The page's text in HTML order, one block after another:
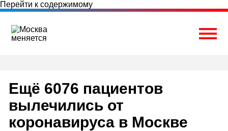
Перейти к содержимому
Ещё 6076 пациентов
вылечились от
коронавируса в Москве